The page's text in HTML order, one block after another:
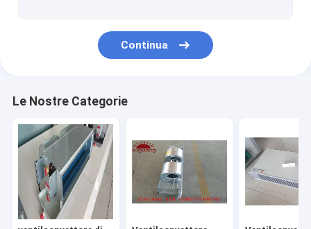
Continua
Le Nostre Categorie